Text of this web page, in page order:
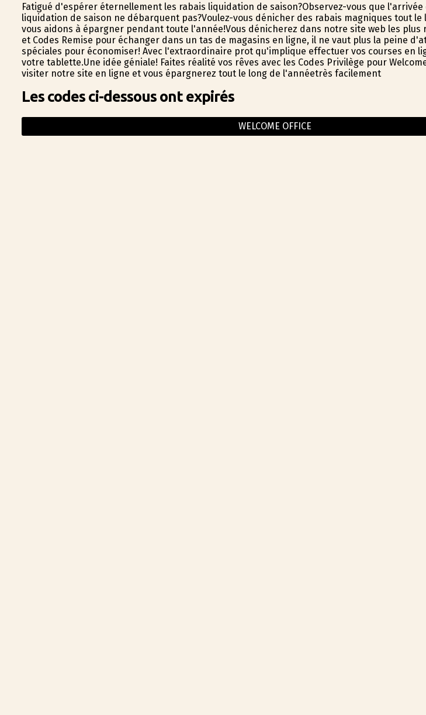
Fatigué d'espérer éternellement les rabais liquidation de saison?Observez-vous que
liquidation de saison ne débarquent pas?Voulez-vous dénicher des rabais magnifiques tout le
vous aidons à épargner pendant toute l'année!Vous dénicherez dans notre site web les plus
et Codes Remise pour échanger dans un tas de magasins en ligne, il ne vaut plus la peine
spéciales pour économiser! Avec l'extraordinaire profit qu'implique effectuer vos courses en
votre tablette.Une idée géniale! Faites réalité vos rêves avec les Codes Privilège pour
visiter notre site en ligne et vous épargnerez tout le long de l'annéetrès facilement
Les codes ci-dessous ont expirés
WELCOME OFFICE